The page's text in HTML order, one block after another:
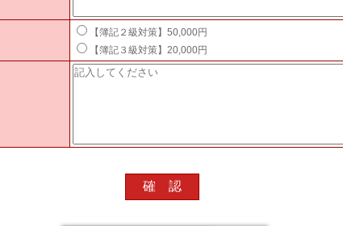
【簿記２級対策】50,000円
【簿記３級対策】20,000円